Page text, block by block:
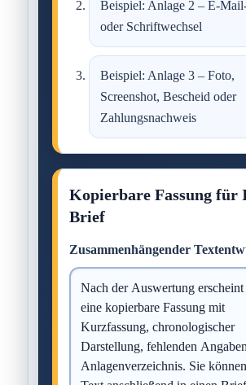
Beispiel: Anlage 2 – E-
oder Schriftwechsel
Beispiel: Anlage 3 – Foto,
Screenshot, Bescheid oder
Zahlungsnachweis
Kopierbare Fassung für
Brief
Zusammenhängender